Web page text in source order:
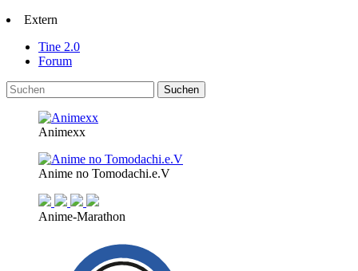
Extern
Tine 2.0
Forum
Animexx
Anime no Tomodachi.e.V
Anime-Marathon